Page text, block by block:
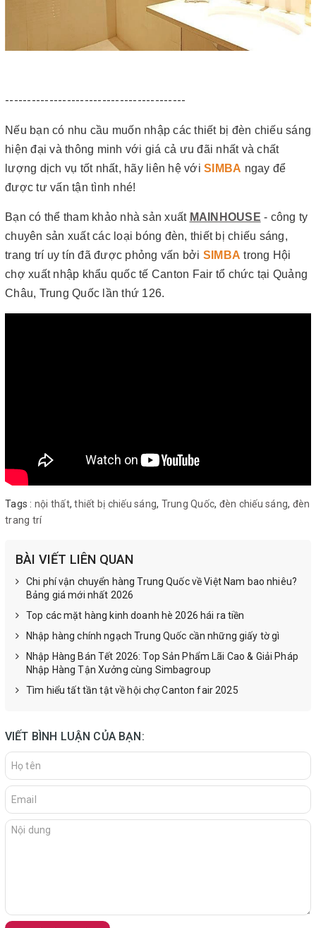
-----------------------------------------
Nếu bạn có nhu cầu muốn nhập các thiết bị đèn chiếu sáng
hiện đại và thông minh với giá cả ưu đãi nhất và chất
lượng dịch vụ tốt nhất, hãy liên hệ với SIMBA ngay để
được tư vấn tận tình nhé!
Bạn có thể tham khảo nhà sản xuất MAINHOUSE - công ty
chuyên sản xuất các loại bóng đèn, thiết bị chiếu sáng,
trang trí uy tín đã được phỏng vấn bởi SIMBA trong Hội
chợ xuất nhập khẩu quốc tế Canton Fair tổ chức tại Quảng
Châu, Trung Quốc lần thứ 126.
Tags : nội thất,thiết bị chiếu sáng, Trung Quốc, đèn chiếu sáng, đèn
trang trí
BÀI VIẾT LIÊN QUAN
Chi phí vận chuyển hàng Trung Quốc về Việt Nam bao nhiêu?
Bảng giá mới nhất 2026
Top các mặt hàng kinh doanh hè 2026 hái ra tiền
Nhập hàng chính ngạch Trung Quốc cần những giấy tờ gì
Nhập Hàng Bán Tết 2026: Top Sản Phẩm Lãi Cao & Giải Pháp
Nhập Hàng Tận Xưởng cùng Simbagroup
Tìm hiểu tất tần tật về hội chợ Canton fair 2025
VIẾT BÌNH LUẬN CỦA BẠN: